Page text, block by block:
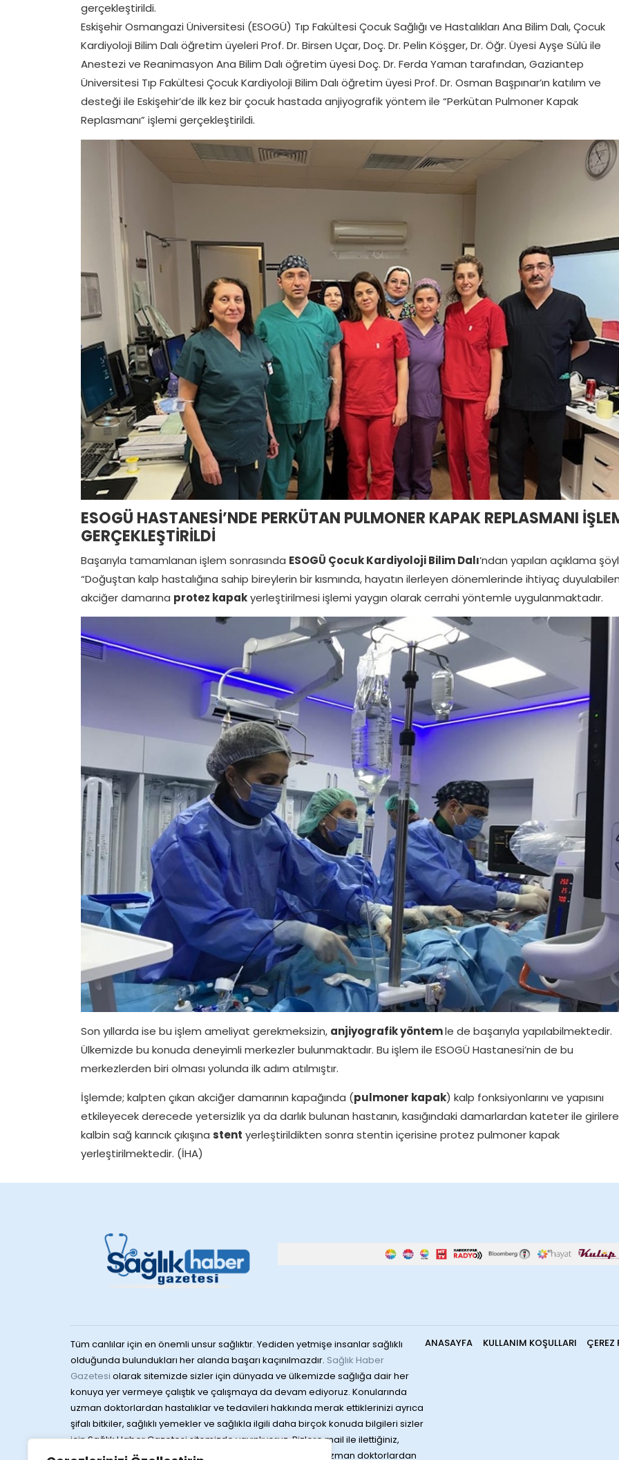
gerçekleştirildi.
Eskişehir Osmangazi Üniversitesi (ESOGÜ) Tıp Fakültesi Çocuk Sağlığı ve Hastalıkları Ana Bilim Dalı, Çocuk
Kardiyoloji Bilim Dalı öğretim üyeleri Prof. Dr. Birsen Uçar, Doç. Dr. Pelin Köşger, Dr. Öğr. Üyesi Ayşe Sülü ile
Anestezi ve Reanimasyon Ana Bilim Dalı öğretim üyesi Doç. Dr. Ferda Yaman tarafından, Gaziantep
Üniversitesi Tıp Fakültesi Çocuk Kardiyoloji Bilim Dalı öğretim üyesi Prof. Dr. Osman Başpınar’ın katılım ve
desteği ile Eskişehir’de ilk kez bir çocuk hastada anjiyografik yöntem ile “Perkütan Pulmoner Kapak
Replasmanı” işlemi gerçekleştirildi.
ESOGÜ HASTANESİ’NDE PERKÜTAN PULMONER KAPAK REPLASMANI
GERÇEKLEŞTİRİLDİ
Başarıyla tamamlanan işlem sonrasında ESOGÜ Çocuk Kardiyoloji Bilim Dalı’ndan yapılan açıklama
“Doğuştan kalp hastalığına sahip bireylerin bir kısmında, hayatın ilerleyen dönemlerinde ihtiyaç
akciğer damarına protez kapakyerleştirilmesi işlemi yaygın olarak cerrahi yöntemle uygulanmaktadır.
Son yıllarda ise bu işlem ameliyat gerekmeksizin, anjiyografik yöntemle de başarıyla yapılabilmektedir.
Ülkemizde bu konuda deneyimli merkezler bulunmaktadır. Bu işlem ile ESOGÜ Hastanesi’nin de bu
merkezlerden biri olması yolunda ilk adım atılmıştır.
İşlemde; kalpten çıkan akciğer damarının kapağında (pulmoner kapak) kalp fonksiyonlarını ve yapısını
etkileyecek derecede yetersizlik ya da darlık bulunan hastanın, kasığındaki damarlardan kateter ile
kalbin sağ karıncık çıkışına stent yerleştirildikten sonra stentin içerisine protez pulmoner kapak
yerleştirilmektedir. (İHA)
Tüm canlılar için en önemli unsur sağlıktır. Yediden yetmişe insanlar sağlıklı
olduğunda bulundukları her alanda başarı kaçınılmazdır. Sağlık Haber
Gazetesi olarak sitemizde sizler için dünyada ve ülkemizde sağlığa dair her
konuya yer vermeye çalıştık ve çalışmaya da devam ediyoruz. Konularında
uzman doktorlardan hastalıklar ve tedavileri hakkında merak ettiklerinizi ayrıca
şifalı bitkiler, sağlıklı yemekler ve sağlıkla ilgili daha birçok konuda bilgileri sizler
için Sağlık Haber Gazetesi sitemizde yayınlıyoruz. Bizlere mail ile ilettiğiniz,
sağlığa dair merak ettiğiniz konuları da yine konularında uzman doktorlardan
ANASAYFA KULLANIM KOŞULLARI ÇEREZ